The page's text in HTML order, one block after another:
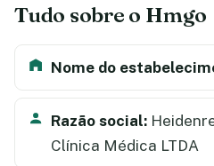
Tudo sobre o Hmgo
Nome do
Razão social:
Clínica Médica LTDA